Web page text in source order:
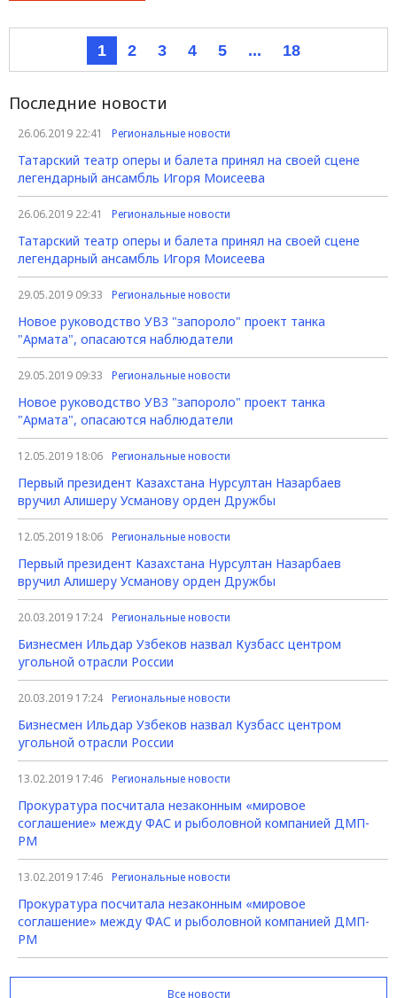
1 2 3 4 5 ... 18
Последние новости
26.06.2019 22:41 Региональные новости
Татарский театр оперы и балета принял на своей сцене
легендарный ансамбль Игоря Моисеева
26.06.2019 22:41 Региональные новости
Татарский театр оперы и балета принял на своей сцене
легендарный ансамбль Игоря Моисеева
29.05.2019 09:33 Региональные новости
Новое руководство УВЗ "запороло" проект танка
"Армата", опасаются наблюдатели
29.05.2019 09:33 Региональные новости
Новое руководство УВЗ "запороло" проект танка
"Армата", опасаются наблюдатели
12.05.2019 18:06 Региональные новости
Первый президент Казахстана Нурсултан Назарбаев
вручил Алишеру Усманову орден Дружбы
12.05.2019 18:06 Региональные новости
Первый президент Казахстана Нурсултан Назарбаев
вручил Алишеру Усманову орден Дружбы
20.03.2019 17:24 Региональные новости
Бизнесмен Ильдар Узбеков назвал Кузбасс центром
угольной отрасли России
20.03.2019 17:24 Региональные новости
Бизнесмен Ильдар Узбеков назвал Кузбасс центром
угольной отрасли России
13.02.2019 17:46 Региональные новости
Прокуратура посчитала незаконным «мировое
соглашение» между ФАС и рыболовной компанией ДМП-
РМ
13.02.2019 17:46 Региональные новости
Прокуратура посчитала незаконным «мировое
соглашение» между ФАС и рыболовной компанией ДМП-
РМ
Все новости